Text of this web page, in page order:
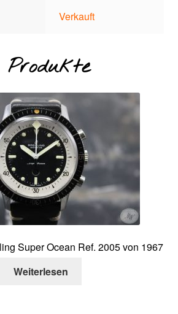
Verkauft
Super Ocean Ref. 2005 von 1967
Weiterlesen